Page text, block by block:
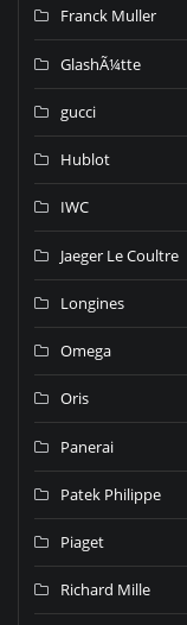
Franck Muller
GlashÃ¼tte
gucci
Hublot
IWC
Jaeger Le Coultre
Longines
Omega
Oris
Panerai
Patek Philippe
Piaget
Richard Mille